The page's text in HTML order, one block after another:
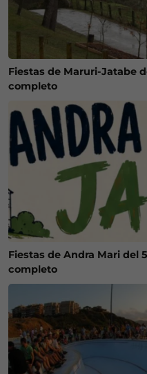
Fiestas de Maruri-Jatabe
completo
Fiestas de Andra Mari del
completo